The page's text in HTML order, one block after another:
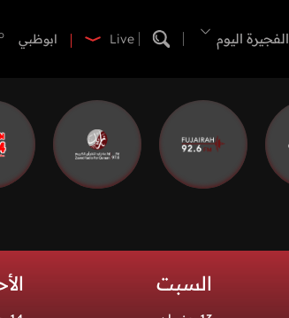
الفجيرة اليوم Live ابوظبي
مسافي
عجمان
الفجيرة
السبت